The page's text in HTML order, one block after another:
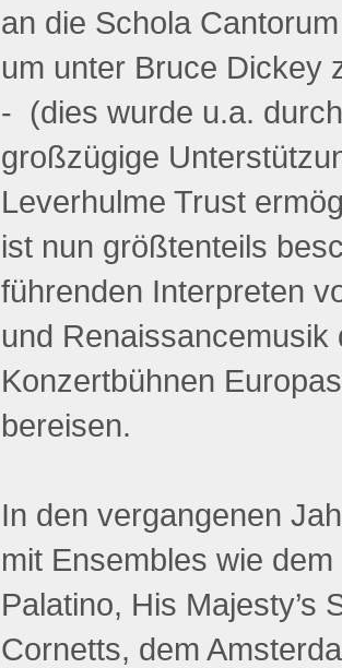
an die Schola
um unter Bruce Dickey
- (dies wurde u.a.
großzügige
Leverhulme Trust
ist nun größtenteils
führenden Interpreten
und Renaissancemusik
Konzertbühnen
bereisen.
In den vergangenen
mit Ensembles wie
Palatino, His Majesty’s
Cornetts, dem